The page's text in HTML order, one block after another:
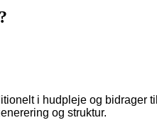
i hudpleje og bidrager
og struktur.